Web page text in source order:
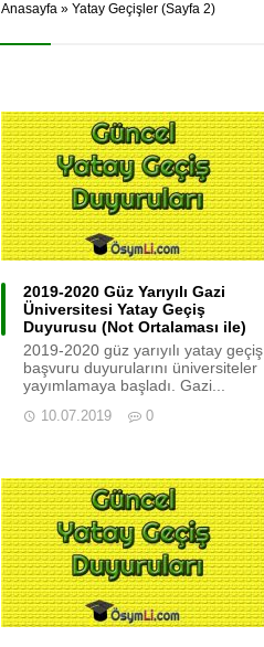
Anasayfa » Yatay Geçişler (Sayfa 2)
2019-2020 Güz Yarıyılı Gazi
Üniversitesi Yatay Geçiş
Duyurusu (Not Ortalaması ile)
2019-2020 güz yarıyılı yatay geçiş
başvuru duyurularını üniversiteler
yayımlamaya başladı. Gazi...
10.07.2019 0